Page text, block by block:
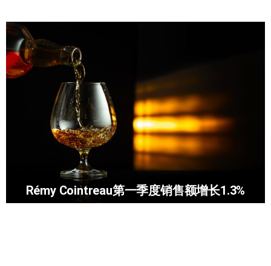
Rémy Cointreau第一季度销售额增长1.3%